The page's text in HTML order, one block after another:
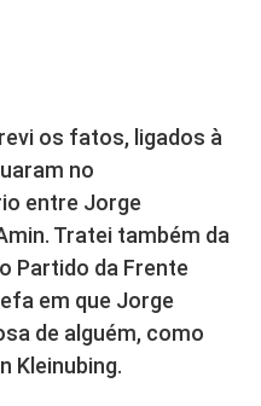
os fatos, ligados à
no
entre Jorge
Tratei também da
Partido da Frente
em que Jorge
de alguém, como
Kleinubing.